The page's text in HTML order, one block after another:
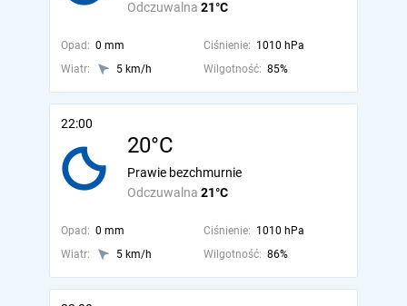
Odczuwalna 21°C
Opad: 0 mm Ciśnienie: 1010 hPa
Wiatr:
5 km/h Wilgotność: 85%
22:00
20°C
Odczuwalna 21°C
Prawie bezchmurnie
Opad: 0 mm Ciśnienie: 1010 hPa
Wiatr:
5 km/h Wilgotność: 86%